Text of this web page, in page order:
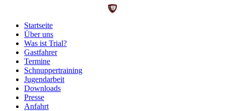
Startseite
Über uns
Was ist Trial?
Gastfahrer
Termine
Schnuppertraining
Jugendarbeit
Downloads
Presse
Anfahrt